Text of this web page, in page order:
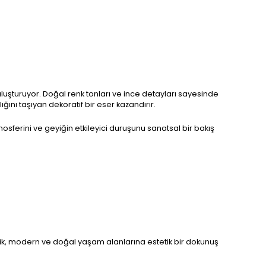
Doğal renk tonları ve ince detayları sayesinde
taşıyan dekoratif bir eser kazandırır.
ve geyiğin etkileyici duruşunu sanatsal bir bakış
modern ve doğal yaşam alanlarına estetik bir dokunuş